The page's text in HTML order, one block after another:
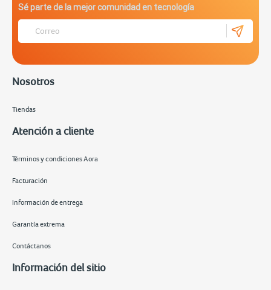
Sé parte de la mejor comunidad en tecnología
Nosotros
Tiendas
Atención a cliente
Términos y condiciones Aora
Facturación
Información de entrega
Garantía extrema
Contáctanos
Información del sitio